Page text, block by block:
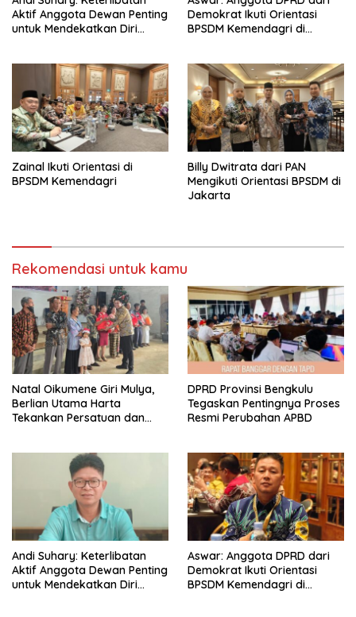
Aktif Anggota Dewan Penting
untuk Mendekatkan Diri
Demokrat Ikuti Orientasi
BPSDM Kemendagri di
Zainal Ikuti Orientasi di
BPSDM Kemendagri
Billy Dwitrata dari PAN
Mengikuti Orientasi BPSDM di
Jakarta
Rekomendasi untuk kamu
‎Natal Oikumene Giri Mulya,
Berlian Utama Harta
Tekankan Persatuan dan
DPRD Provinsi Bengkulu
Tegaskan Pentingnya Proses
Resmi Perubahan APBD
Andi Suhary: Keterlibatan
Aktif Anggota Dewan Penting
untuk Mendekatkan Diri
Aswar: Anggota DPRD dari
Demokrat Ikuti Orientasi
BPSDM Kemendagri di